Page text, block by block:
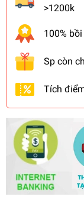
>1200k
100%
Sp còn
Tích